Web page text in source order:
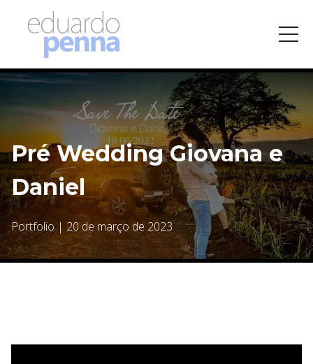
Pré Wedding Giovana e
Daniel
Portfolio| 20 de março de 2023